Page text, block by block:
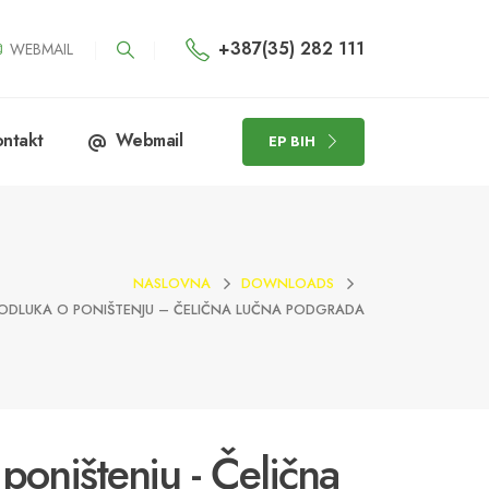
WEBMAIL +387(35) 282 111
Webmail EP BIH
NASLOVNA
DOWNLOADS
O PONIŠTENJU – ČELIČNA LUČNA PODGRADA
- Čelična